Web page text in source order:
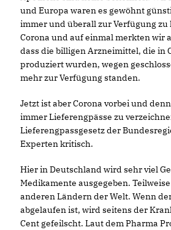
und Europa waren es gewöhnt
immer und überall zur Verfügung zu
Corona und auf einmal merkten wir
dass die billigen Arzneimittel, die in
produziert wurden, wegen
mehr zur Verfügung standen.
Jetzt ist aber Corona vorbei und
immer Lieferengpässe zu
Lieferengpassgesetz der
Experten kritisch.
Hier in Deutschland wird sehr viel
Medikamente ausgegeben.
anderen Ländern der Welt. Wenn
abgelaufen ist, wird seitens der
Cent gefeilscht. Laut dem Pharma